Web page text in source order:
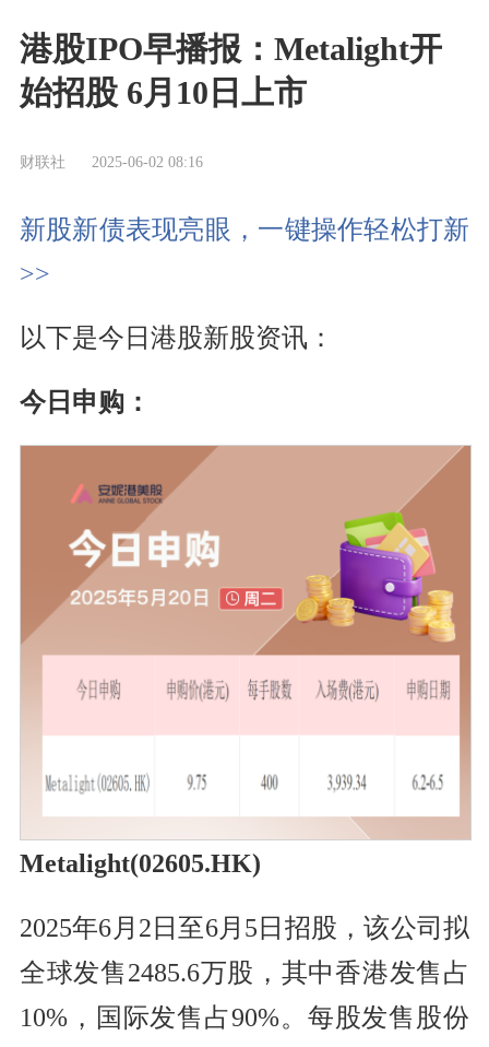
港股IPO早播报：Metalight开
始招股 6月10日上市
财联社 2025-06-02 08:16
新股新债表现亮眼，一键操作轻松打新
>>
以下是今日港股新股资讯：
今日申购：
Metalight(02605.HK)
2025年6月2日至6月5日招股，该公司拟
全球发售2485.6万股，其中香港发售占
10%，国际发售占90%。每股发售股份